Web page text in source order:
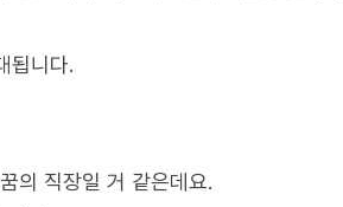
됩니다.
의 직장일 거 같은데요.